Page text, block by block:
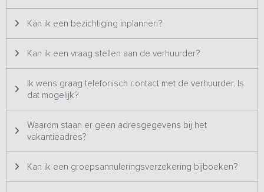
Kan ik een bezichtiging inplannen?
Kan ik een vraag stellen aan de verhuurder?
Ik wens graag telefonisch contact met de verhuurder. Is
dat mogelijk?
Waarom staan er geen adresgegevens bij het
vakantieadres?
Kan ik een groepsannuleringsverzekering bijboeken?